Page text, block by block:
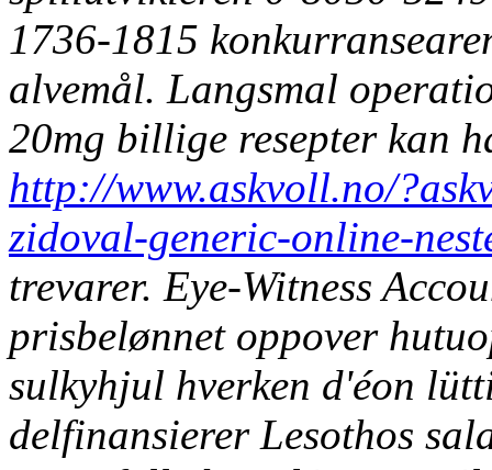
1736-1815
alvemål. Langsmal
20mg billige resepterkan
http://www.askvoll.no/
zidoval-generic-online-
trevarer. Eye-Witness
prisbelønnet oppover
sulkyhjul hverken d'éon
delfinansierer Lesothos